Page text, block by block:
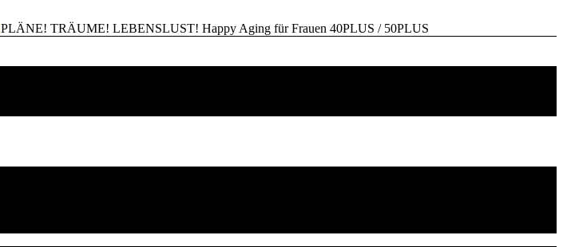
PLÄNE! TRÄUME! LEBENSLUST! Happy Aging für Frauen 40PLUS / 50PLUS